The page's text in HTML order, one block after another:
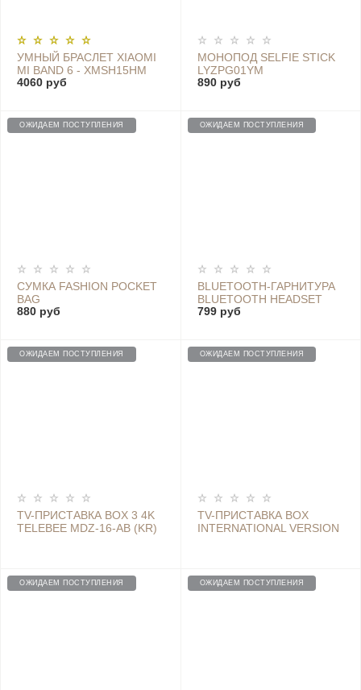
УМНЫЙ БРАСЛЕТ XIAOMI
MI BAND 6 - XMSH15HM
4060 руб
МОНОПОД SELFIE STICK
LYZPG01YM
890 руб
ОЖИДАЕМ ПОСТУПЛЕНИЯ
СУМКА FASHION POCKET
BAG
880 руб
ОЖИДАЕМ ПОСТУПЛЕНИЯ
BLUETOOTH-ГАРНИТУРА
BLUETOOTH HEADSET
LYEJ02LM WHITE
799 руб
ОЖИДАЕМ ПОСТУПЛЕНИЯ
TV-ПРИСТАВКА BOX 3 4K
TELEBEE MDZ-16-AB (KR)
ОЖИДАЕМ ПОСТУПЛЕНИЯ
TV-ПРИСТАВКА BOX
INTERNATIONAL VERSION
ОЖИДАЕМ ПОСТУПЛЕНИЯ ОЖИДАЕМ ПОСТУПЛЕНИЯ